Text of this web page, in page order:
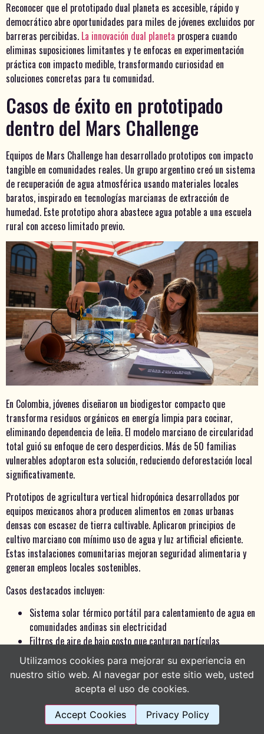
Reconocer que el prototipado dual planeta es accesible, rápido y
democrático abre oportunidades para miles de jóvenes excluidos por
barreras percibidas. La innovación dual planeta prospera cuando
eliminas suposiciones limitantes y te enfocas en experimentación
práctica con impacto medible, transformando curiosidad en
soluciones concretas para tu comunidad.
Casos de éxito en prototipado
dentro del Mars Challenge
Equipos de Mars Challenge han desarrollado prototipos con impacto
tangible en comunidades reales. Un grupo argentino creó un sistema
de recuperación de agua atmosférica usando materiales locales
baratos, inspirado en tecnologías marcianas de extracción de
humedad. Este prototipo ahora abastece agua potable a una escuela
rural con acceso limitado previo.
En Colombia, jóvenes diseñaron un biodigestor compacto que
transforma residuos orgánicos en energía limpia para cocinar,
eliminando dependencia de leña. El modelo marciano de circularidad
total guió su enfoque de cero desperdicios. Más de 50 familias
vulnerables adoptaron esta solución, reduciendo deforestación local
significativamente.
Prototipos de agricultura vertical hidropónica desarrollados por
equipos mexicanos ahora producen alimentos en zonas urbanas
densas con escasez de tierra cultivable. Aplicaron principios de
cultivo marciano con mínimo uso de agua y luz artificial eficiente.
Estas instalaciones comunitarias mejoran seguridad alimentaria y
generan empleos locales sostenibles.
Casos destacados incluyen:
Sistema solar térmico portátil para calentamiento de agua en
comunidades andinas sin electricidad
Filtros de aire de bajo costo que capturan partículas
contaminantes en ciudades con alta polución
Módulos de vivienda resiliente ante inundaciones usando
técnicas de construcción marciana adaptadas
Plataformas digitales para monitoreo comunitario de calidad
ambiental con sensores simples
Estos prototipos comparten características comunes: usan recursos
Utilizamos cookies para ofrecerte la mejor experiencia en
nuestra web.
Puedes aprender más sobre qué cookies utilizamos o
cambiarlas en los {setting]ajustes{/setting].
Rechazar Ajustes Cerrar el banner de
Utilizamos cookies para mejorar su experiencia en
nuestro sitio web. Al navegar por este sitio web, usted
acepta el uso de cookies.
Accept Cookies Privacy Policy